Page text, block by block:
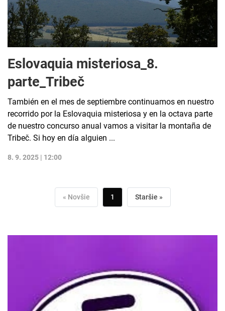
Eslovaquia misteriosa_8.
parte_Tribeč
También en el mes de septiembre continuamos en nuestro
recorrido por la Eslovaquia misteriosa y en la octava parte
de nuestro concurso anual vamos a visitar la montaña de
Tribeč. Si hoy en día alguien ...
8. 9. 2025 | 12:00
« Novšie 1 Staršie »